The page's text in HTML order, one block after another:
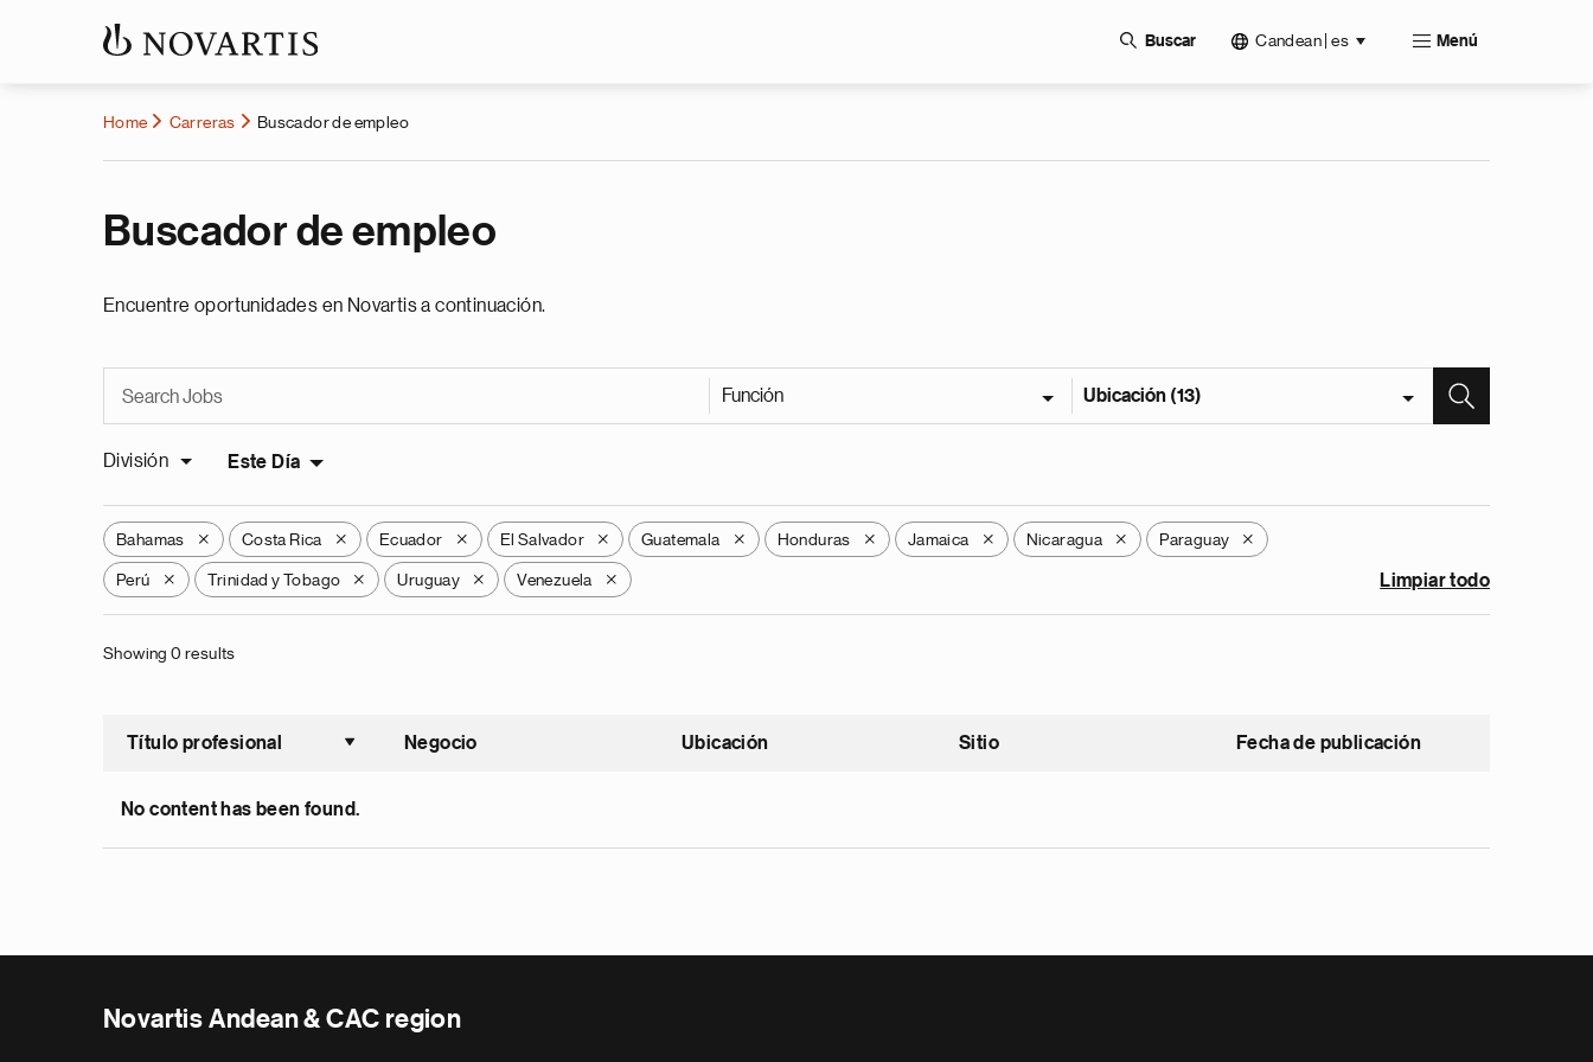
Buscar Candean | es Menú
Home Carreras Buscador de empleo
Buscador de empleo
Encuentre oportunidades en Novartis a continuación.
Función Ubicación (13)
División Este Día
Bahamas X Costa Rica X Ecuador X El Salvador X Guatemala X Honduras X Jamaica X Nicaragua X Paraguay X
Perú X Trinidad y Tobago X Uruguay X Venezuela X Limpiar todo
Showing 0 results
Título profesional
Ordenar ascendente
Negocio Ubicación Sitio Fecha de publicación
No content has been found.
Novartis Andean & CAC region